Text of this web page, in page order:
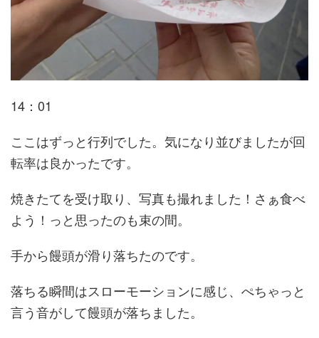
14：01
ここはずっと行列でした。気になり並びましたが回
転率は良かったです。
焼きたてを受け取り、写真も撮れました！さぁ食べ
よう！っと思ったのも束の間。
手から饅頭が滑り落ちたのです。
落ちる瞬間はスローモーションに感じ、ぺちゃっと
言う音がして饅頭が落ちました。